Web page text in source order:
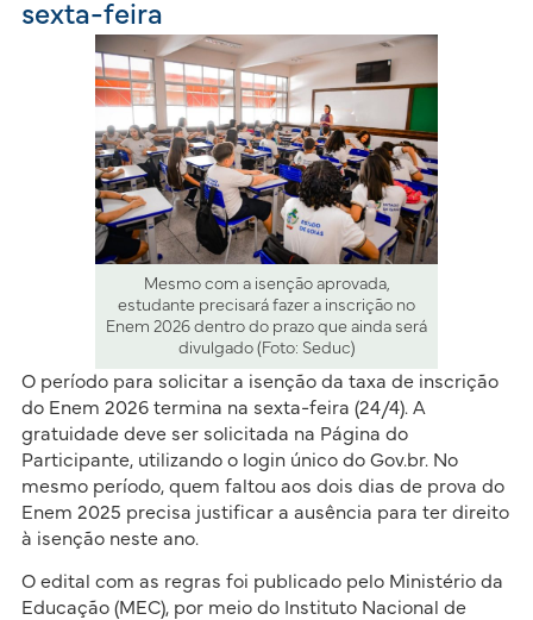
sexta-feira
Mesmo com a isenção aprovada,
estudante precisará fazer a inscrição no
Enem 2026 dentro do prazo que ainda será
divulgado (Foto: Seduc)
O período para solicitar a isenção da taxa de inscrição
do Enem 2026 termina na sexta-feira (24/4). A
gratuidade deve ser solicitada na Página do
Participante, utilizando o login único do Gov.br. No
mesmo período, quem faltou aos dois dias de prova do
Enem 2025 precisa justificar a ausência para ter direito
à isenção neste ano.
O edital com as regras foi publicado pelo Ministério da
Educação (MEC), por meio do Instituto Nacional de